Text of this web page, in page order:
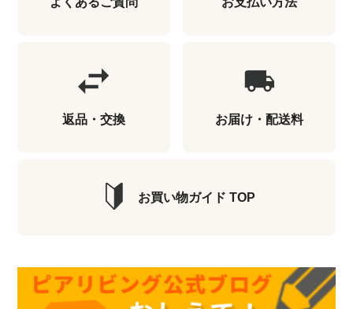
返品・交換 お届け・配送料
お買い物ガイド TOP